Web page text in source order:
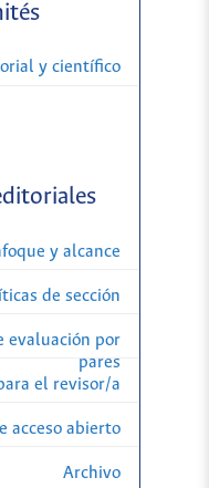
y científico
y alcance
de sección
evaluación por
pares
el revisor/a
acceso abierto
Archivo